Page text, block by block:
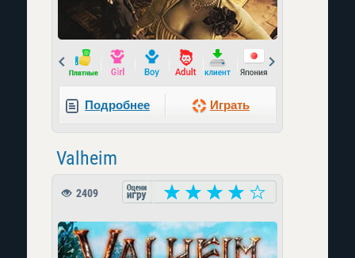
Prev
Подробнее Играть
Valheim
2409